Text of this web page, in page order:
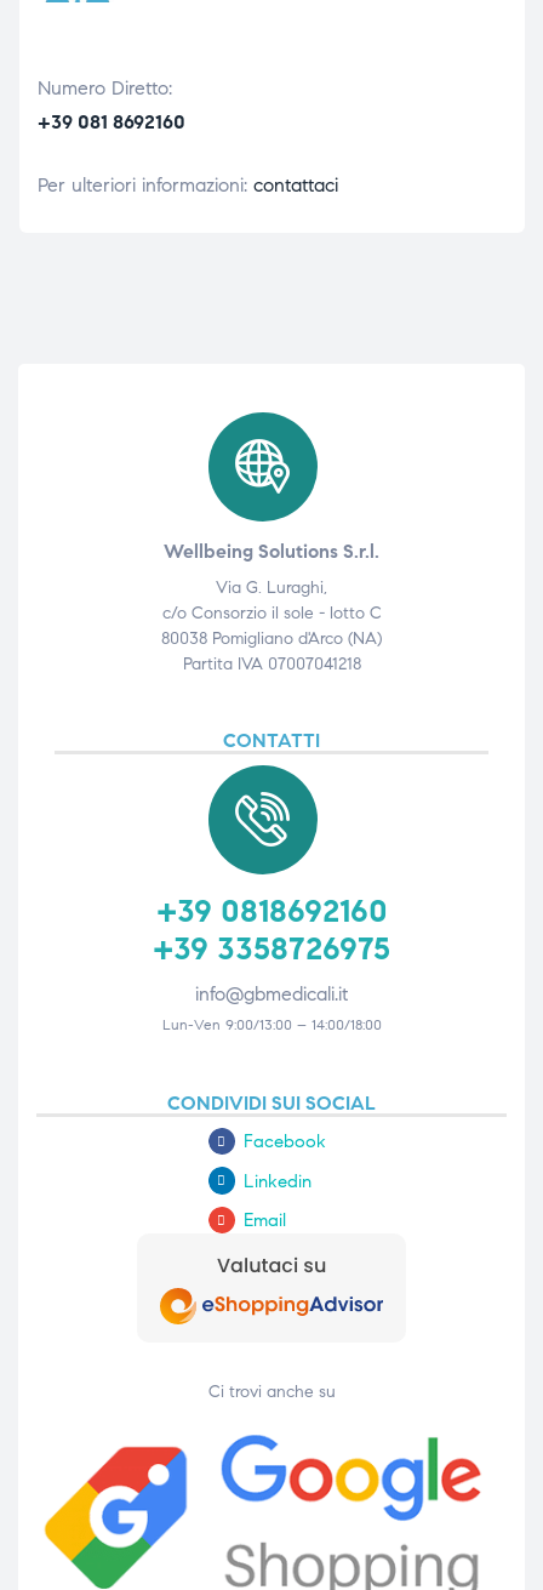
Numero Diretto:
+39 081 8692160
Per ulteriori informazioni: contattaci
Wellbeing Solutions S.r.l.
Via G. Luraghi,
c/o Consorzio il sole - lotto C
80038 Pomigliano d'Arco (NA)
Partita IVA 07007041218
CONTATTI
+39 0818692160
+39 3358726975
info@gbmedicali.it
Lun-Ven 9:00/13:00 – 14:00/18:00
CONDIVIDI SUI SOCIAL
Facebook
Linkedin
Email
Ci trovi anche su